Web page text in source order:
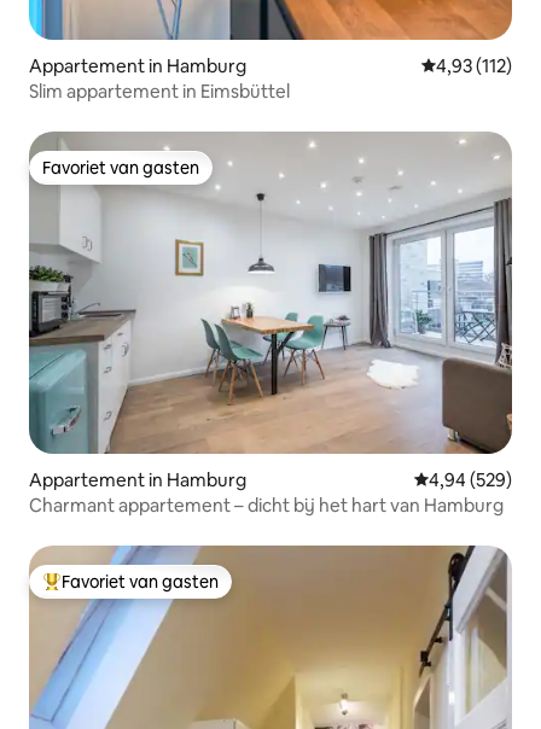
Appartement in Hamburg Gemiddelde
4,93 (112)
Slim appartement in Eimsbüttel
Favoriet van gasten
Favoriet van gasten
Appartement in Hamburg Gemiddelde
4,94 (529)
Charmant appartement – dicht bij het hart van Hamburg
Topfavoriet van gasten
Favoriet van gasten